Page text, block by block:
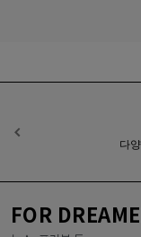
다
이전
FOR